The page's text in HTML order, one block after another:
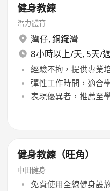
健身教練
潛力體育
灣仔, 銅鑼灣
8小時以上/天, 5天/
經驗不拘，提供專業
彈性工作時間，適合
表現優異者，推薦至
健身教練（旺角）
中田健身
免費使用全線健身設